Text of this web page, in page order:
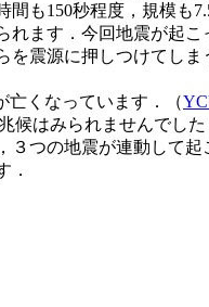
も150秒程度，規模も
ます．今回地震が起
震源に押しつけてし
亡くなっています．（
はみられませんでし
つの地震が連動して
．